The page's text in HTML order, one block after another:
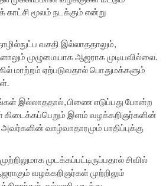
மூலம் நடக்கும் என்று
வசதி இல்லாததாலும்,
முழுமையாக ஆஜராக முடியவில்லை.
மாற்றம் ஏற்படுவதால் பொதுமக்களும்
இல்லாததால், பிணை எடுப்பது போன்ற
இளம் வழக்கறிஞர்களின்
வாழ்வாதாரமும் பாதிப்புக்கு
முடக்கப்பட்டிருப்பதால் சிவில்
வழக்கறிஞர்கள் முற்றிலும்